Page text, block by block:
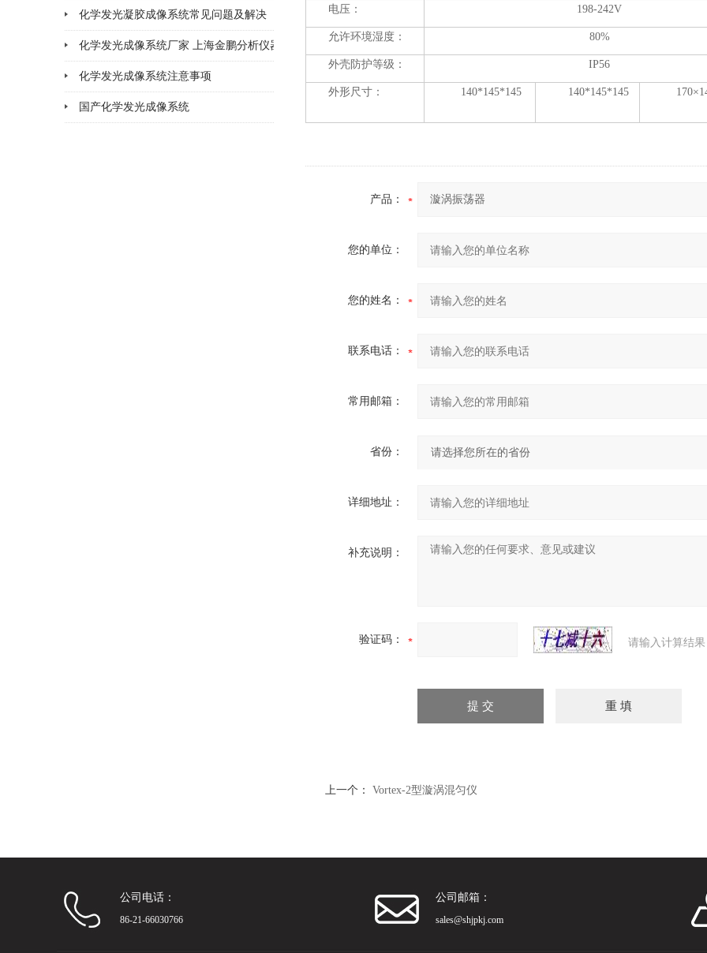
2026-02-11
化学发光凝胶成像系统常见问题及解决
2026-02-06
化学发光成像系统厂家 上海金鹏分析仪器
化学发光成像系统注意事项
国产化学发光成像系统
电压： 198-242V
允许环境湿度： 80%
外壳防护等级： IP56
外形尺寸： 140*145*145 140*145*145
产品：
您的单位：
您的姓名：
联系电话：
常用邮箱：
省份：
详细地址：
补充说明：
验证码： 请输入计算结
上一个： Vortex-2型漩涡混匀仪
公司电话：
86-21-66030766
公司邮箱：
sales@shjpkj.com